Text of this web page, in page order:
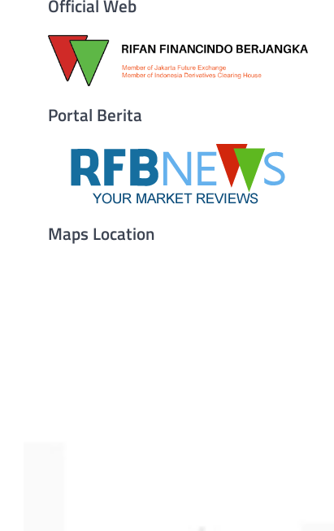
Official Web
Portal Berita
Maps Location